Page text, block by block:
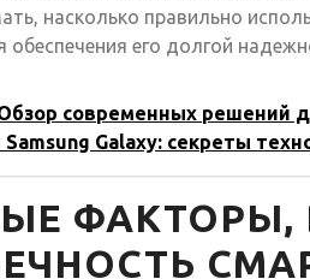
насколько правильно
обеспечения его долгой
современных решений
Galaxy: секреты